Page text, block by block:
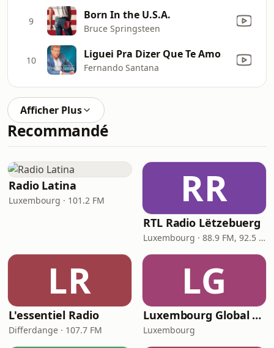
9 Born In the U.S.A.
Bruce Springsteen
10 Liguei Pra Dizer Que Te Amo
Fernando Santana
Afficher Plus
Recommandé
Radio Latina
Luxembourg · 101.2 FM RR
RTL Radio Lëtzebuerg
Luxembourg · 88.9 FM, 92.5 FM
LR
L'essentiel Radio
Differdange · 107.7 FM
LG
Luxembourg Global Radio
Luxembourg